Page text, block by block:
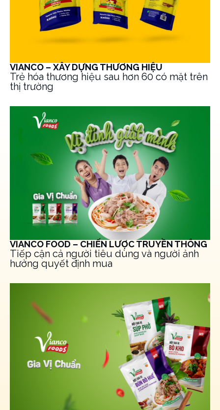
VIANCO – XÂY DỰNG THƯƠNG HIỆU
Trẻ hóa thương hiệu sau hơn 60 có mặt trên
thị trường
VIANCO FOOD – CHIẾN LƯỢC TRUYỀN THÔNG
Tiếp cận cả người tiêu dùng và người ảnh
hưởng quyết định mua